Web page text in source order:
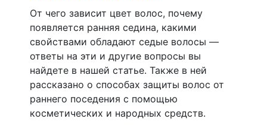
От чего зависит цвет волос, почему
появляется ранняя седина, какими
свойствами обладают седые волосы —
ответы на эти и другие вопросы вы
найдете в нашей статье. Также в ней
рассказано о способах защиты волос от
раннего поседения с помощью
косметических и народных средств.